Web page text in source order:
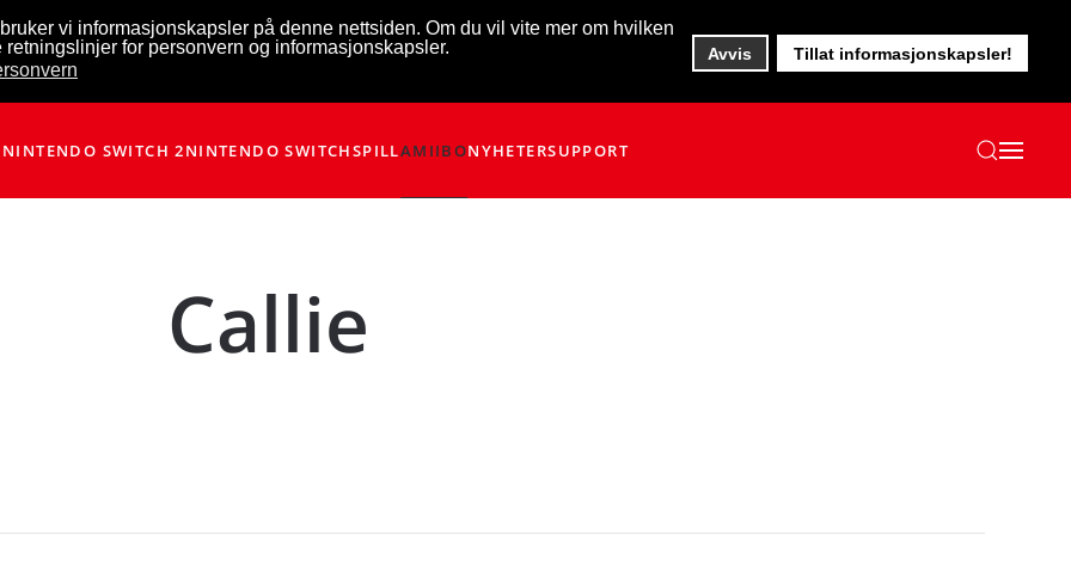
vi informasjonskapsler på denne nettsiden. Om du vil vite mer om hvilken
for personvern og informasjonskapsler.
Avvis Tillat informasjonskapsler!
NINTENDO SWITCH 2NINTENDO SWITCHSPILLAMIIBONYHETERSUPPORT
Callie